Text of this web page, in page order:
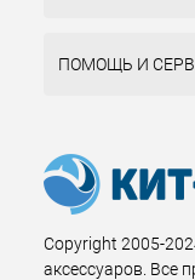
ПОМОЩЬ И
Copyright 2005-
аксессуаров. Все